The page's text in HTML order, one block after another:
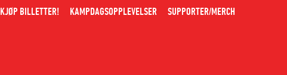
KJØP BILLETTER! KAMPDAGSOPPLEVELSER SUPPORTER/MERCH